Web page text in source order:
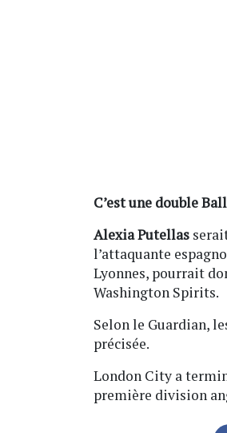
C’est une double
Alexia Putellas
l’attaquante
Lyonnes, pourrait
Washington Spirits.
Selon le Guardian,
précisée.
London City a
première division